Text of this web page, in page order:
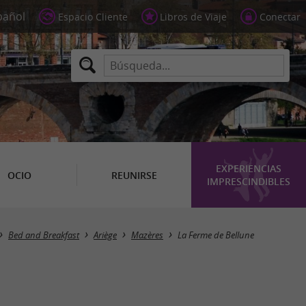
Espacio Cliente Libros de Viaje Conectar
OCIO REUNIRSE
EXPERIENCIAS
IMPRESCINDIBLES
Bed and Breakfast Ariège Mazères La Ferme de Bellune